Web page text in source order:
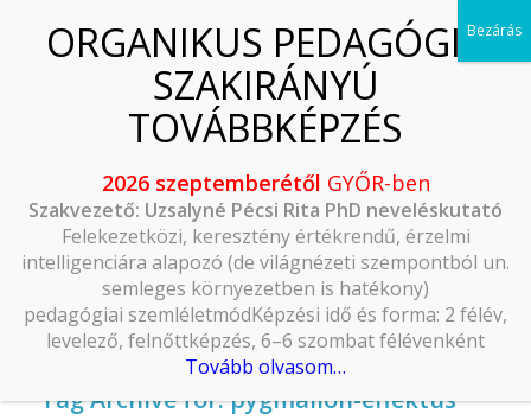
Tag Archive for:pygmalion-effektus
2026 szeptemberétől GYŐR-ben
Szakvezető: Uzsalyné Pécsi Rita PhD neveléskutató
Felekezetközi, keresztény értékrendű, érzelmi
intelligenciára alapozó (de világnézeti szempontból un.
semleges környezetben is hatékony)
pedagógiai szemléletmódKépzési idő és forma: 2 félév,
levelező, felnőttképzés, 6–6 szombat félévenként
Tovább olvasom…